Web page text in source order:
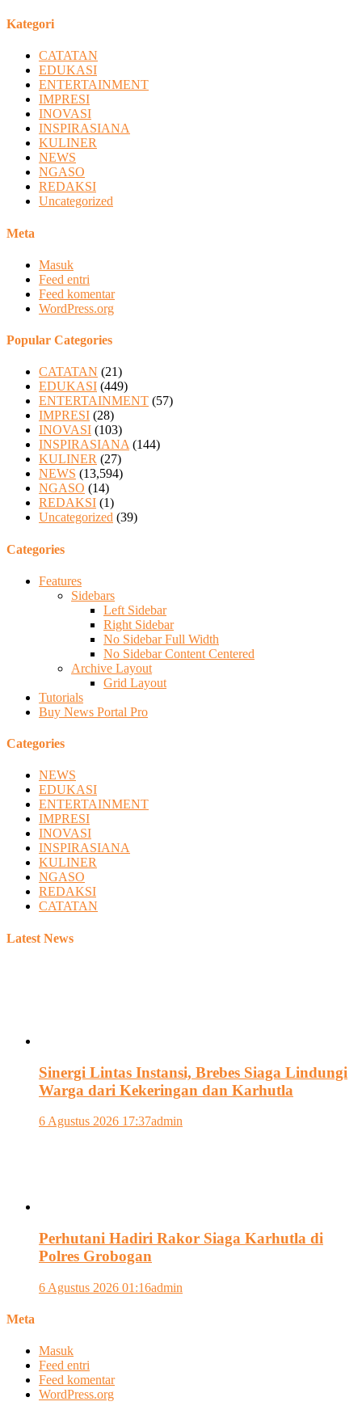
Kategori
CATATAN
EDUKASI
ENTERTAINMENT
IMPRESI
INOVASI
INSPIRASIANA
KULINER
NEWS
NGASO
REDAKSI
Uncategorized
Meta
Masuk
Feed entri
Feed komentar
WordPress.org
Popular Categories
CATATAN (21)
EDUKASI (449)
ENTERTAINMENT (57)
IMPRESI (28)
INOVASI (103)
INSPIRASIANA (144)
KULINER (27)
NEWS (13,594)
NGASO (14)
REDAKSI (1)
Uncategorized (39)
Categories
Features
Sidebars
Left Sidebar
Right Sidebar
No Sidebar Full Width
No Sidebar Content Centered
Archive Layout
Grid Layout
Tutorials
Buy News Portal Pro
Categories
NEWS
EDUKASI
ENTERTAINMENT
IMPRESI
INOVASI
INSPIRASIANA
KULINER
NGASO
REDAKSI
CATATAN
Latest News
Sinergi Lintas Instansi, Brebes Siaga Lindungi
Warga dari Kekeringan dan Karhutla
6 Agustus 2026 17:37admin
Perhutani Hadiri Rakor Siaga Karhutla di
Polres Grobogan
6 Agustus 2026 01:16admin
Meta
Masuk
Feed entri
Feed komentar
WordPress.org